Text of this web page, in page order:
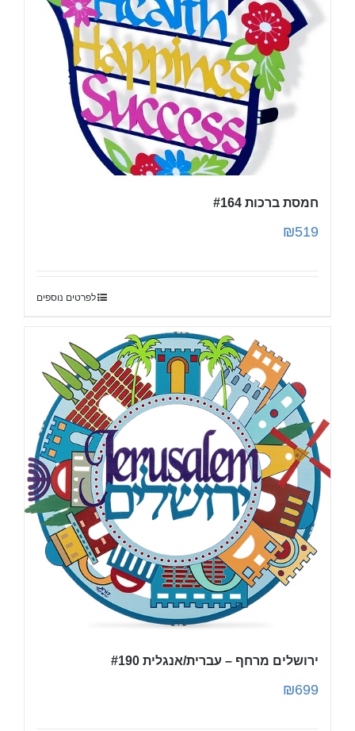
חמסת ברכות #164
₪519
לפרטים נוספים
ירושלים מרחף – עברית/אנגלית #190
₪699